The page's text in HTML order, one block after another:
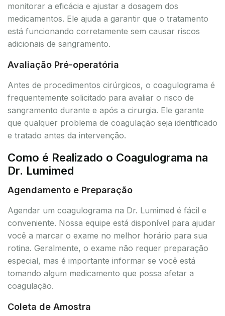
monitorar a eficácia e ajustar a dosagem dos
medicamentos. Ele ajuda a garantir que o tratamento
está funcionando corretamente sem causar riscos
adicionais de sangramento.
Avaliação Pré-operatória
Antes de procedimentos cirúrgicos, o coagulograma é
frequentemente solicitado para avaliar o risco de
sangramento durante e após a cirurgia. Ele garante
que qualquer problema de coagulação seja identificado
e tratado antes da intervenção.
Como é Realizado o Coagulograma na
Dr. Lumimed
Agendamento e Preparação
Agendar um coagulograma na Dr. Lumimed é fácil e
conveniente. Nossa equipe está disponível para ajudar
você a marcar o exame no melhor horário para sua
rotina. Geralmente, o exame não requer preparação
especial, mas é importante informar se você está
tomando algum medicamento que possa afetar a
coagulação.
Coleta de Amostra